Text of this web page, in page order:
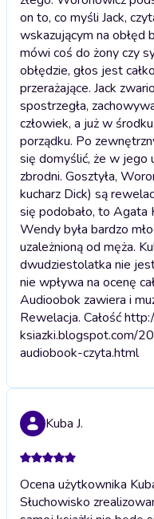
on to, co myśli Jack,
wskazującym na obłęd
mówi coś do żony czy
obłędzie, głos jest
przerażające. Jack
spostrzegła,
człowiek, a już w
porządku. Po
się domyślić, że w jego
zbrodni. Gosztyła,
kucharz Dick) są
się podobało, to Agata
Wendy była bardzo
uzależnioną od męża.
dwudziestolatka nie
nie wpływa na ocenę
Audioobok zawiera i
Rewelacja. Całość
ksiazki.blogspot.com/
audiobook-czyta.html
Kuba J.
Ocena użytkownika
Słuchowisko